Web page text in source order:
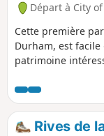
Départ à City
Cette première
Durham, est
patrimoine
la ville pour
Rives de